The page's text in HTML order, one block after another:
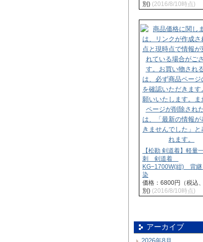
別) (2016/8/10時点)
【松勘 剣道着】軽量
刺 剣道着
KG−1700W(紺) 背
染
価格：6800円（税込
別) (2016/8/10時点)
アーカイブ